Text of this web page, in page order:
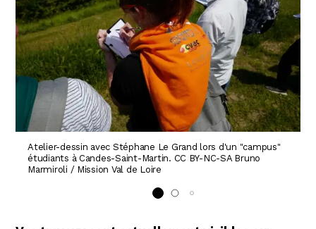
Atelier-dessin avec Stéphane Le Grand lors d'un "campus"
étudiants à Candes-Saint-Martin. CC BY-NC-SA Bruno
Marmiroli / Mission Val de Loire